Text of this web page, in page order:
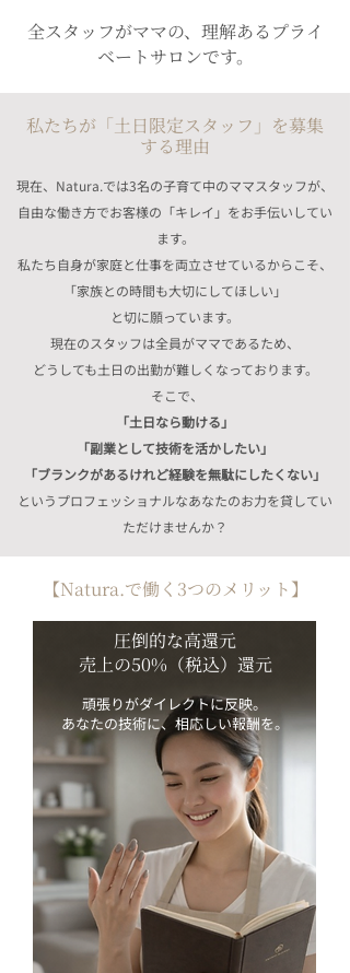
全スタッフがママの、理解あるプライ
ベートサロンです。
私たちが「土日限定スタッフ」を募集
する理由
現在、Natura.では3名の子育て中のママスタッフが、
自由な働き方でお客様の「キレイ」をお手伝いしてい
ます。
私たち自身が家庭と仕事を両立させているからこそ、
「家族との時間も大切にしてほしい」
と切に願っています。
現在のスタッフは全員がママであるため、
どうしても土日の出勤が難しくなっております。
そこで、
「土日なら動ける」
「副業として技術を活かしたい」
「ブランクがあるけれど経験を無駄にしたくない」
というプロフェッショナルなあなたのお力を貸してい
ただけませんか？
【Natura.で働く3つのメリット】
圧倒的な高還元
売上の50%（税込）還元
頑張りがダイレクトに反映。
あなたの技術に、相応しい報酬を。